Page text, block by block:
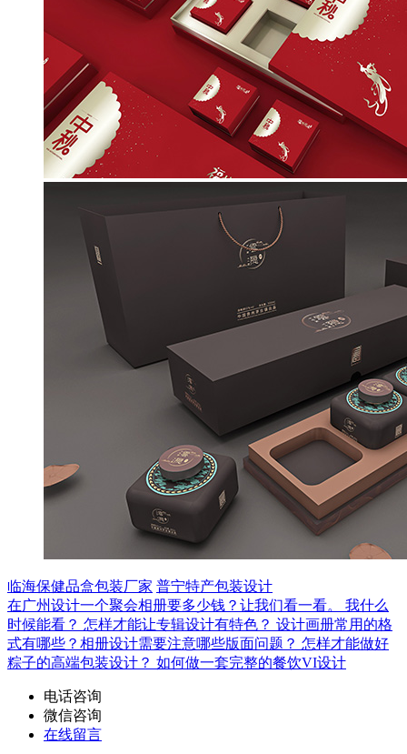
临海保健品盒包装厂家 普宁特产包装设计
在广州设计一个聚会相册要多少钱？让我们看一看。 我什么
时候能看？ 怎样才能让专辑设计有特色？ 设计画册常用的格
式有哪些？相册设计需要注意哪些版面问题？ 怎样才能做好
粽子的高端包装设计？ 如何做一套完整的餐饮VI设计
电话咨询
微信咨询
在线留言